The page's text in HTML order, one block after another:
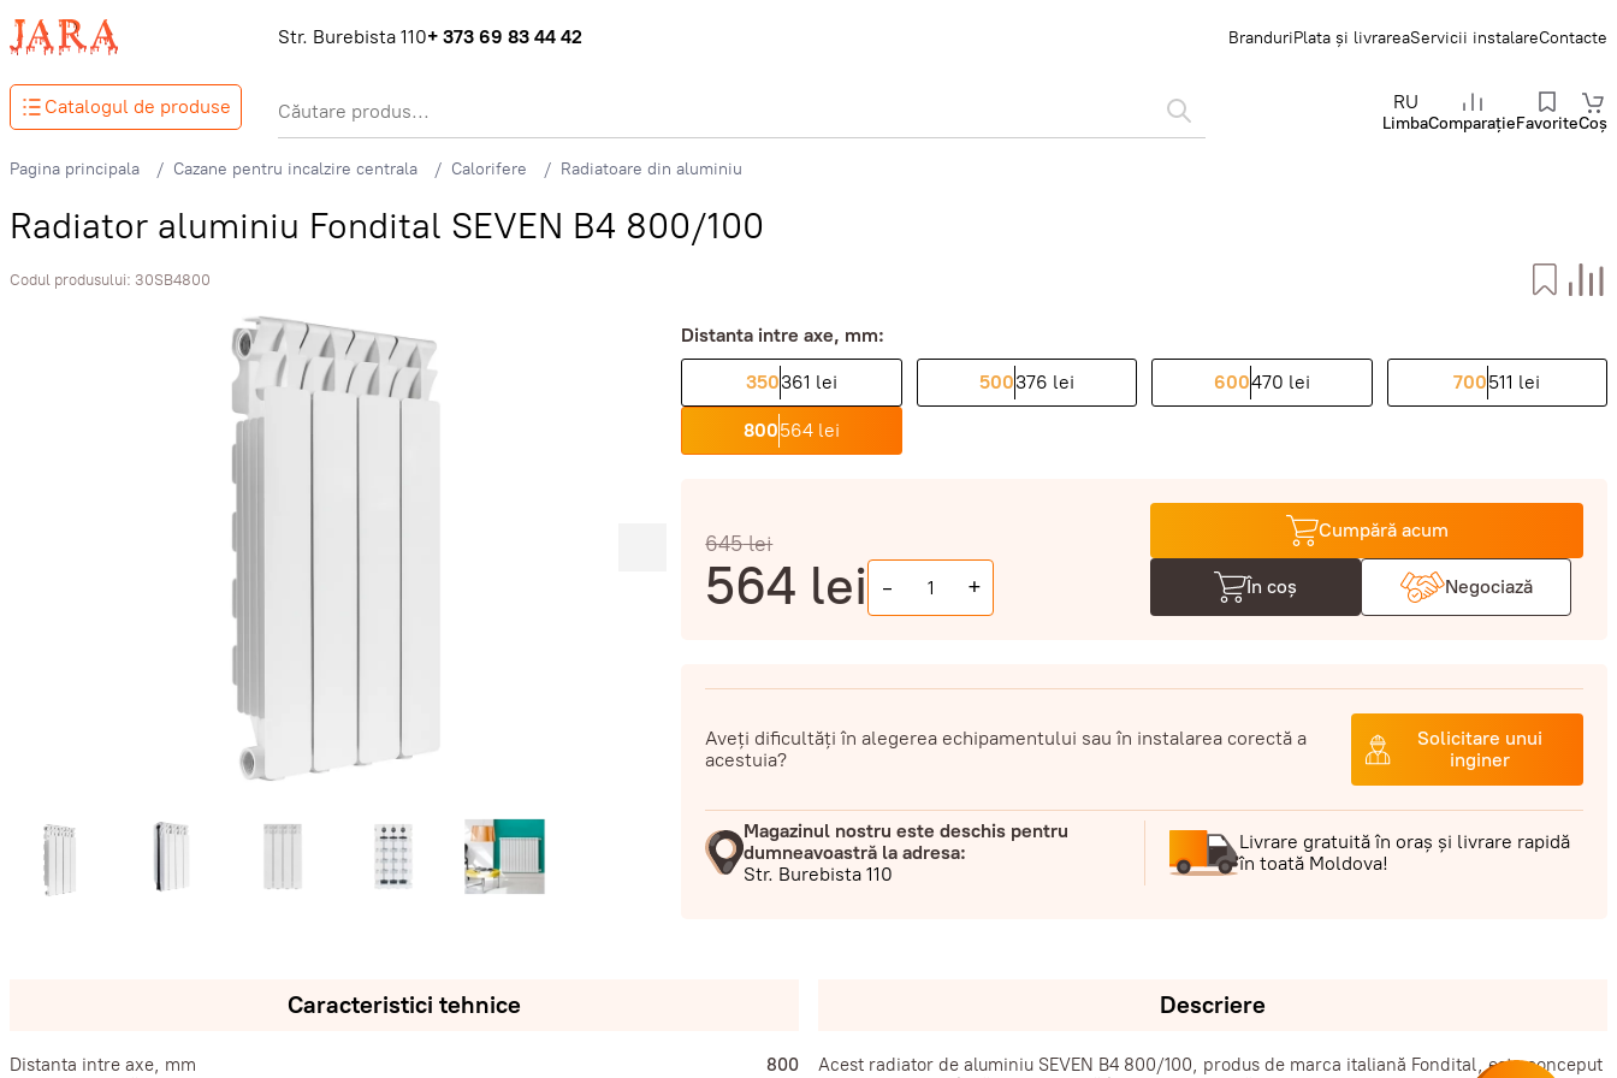
Str. Burebista 110+ 373 69 83 44 42 BranduriPlata și livrareaServicii instalareContacte
Catalogul de produse RU
LimbaComparațieFavoriteCoș
Pagina principala Cazane pentru incalzire centrala Calorifere Radiatoare din aluminiu
Radiator aluminiu Fondital SEVEN B4 800/100
Codul produsului: 30SB4800
Distanta intre axe, mm:
350361 lei 500376 lei 600470 lei 700511 lei
800564 lei
645lei
564 lei - +
Cumpără acum
În coș Negociază
Aveți dificultăți în alegerea echipamentului sau în instalarea corectă a
acestuia?
Solicitare unui
inginer
Magazinul nostru este deschis pentru
dumneavoastră la adresa:
Str. Burebista 110
Livrare gratuită în oraș și livrare rapidă
în toată Moldova!
Caracteristici tehnice
Distanta intre axe, mm
800
Descriere
Acest radiator de aluminiu SEVEN B4 800/100, produs de marca italiană Fondital, este conceput